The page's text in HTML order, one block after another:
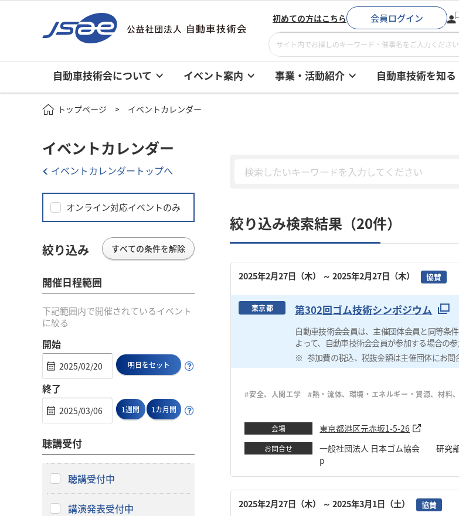
初めての方はこちら 会員ログイン
自動車技術会について イベント案内 事業・活動紹介 自動車技術を知る
トップページ イベントカレンダー
絞り込み検索結果（20件）
2025年2月27日（木） ～ 2025年2月27日（木） 協賛
東京都 第302回ゴム技術シンポジウム
自動車技術会会員は、主催団体会員と同等条
よって、自動車技術会会員が参加する場合の参
参加費の税込、税抜金額は主催団体にお問
#安全、人間工学 #熱・流体、環境・エネルギー・資源、材料
会場 東京都港区元赤坂1-5-26
お問合せ
一般社団法人 日本ゴム協会 研
p
2025年2月27日（木） ～ 2025年3月1日（土） 協賛
イベントカレンダー
イベントカレンダートップへ
オンライン対応イベントのみ
絞り込み すべての条件を解除
開催日程範囲
下記範囲内で開催されているイベント
に絞る
開始
明日をセット
終了
1週間 1カ月間
聴講受付
聴講受付中
講演発表受付中